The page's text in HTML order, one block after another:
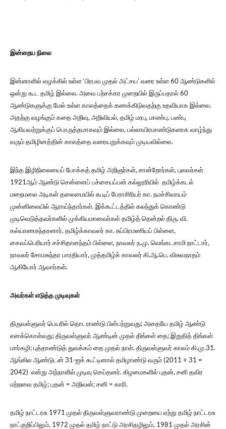
இன்றைய நிலை
இன்னாளில் வழக்கில் உள்ள ‘பிரபவ முதல் அட்சய’ வரை உள்ள 60 ஆண்டுகளில்
ஒன்று கூட தமிழ் இல்லை. அவை பற்சக்கர முறையில் இருப்பதால் 60
ஆண்டுகளுக்கு மேல் உள்ள காலத்தைக் கணக்கிடுவதற்கு உதவியாக இல்லை.
அதற்கு வழங்கும் கதை அறிவு, அறிவியல், தமிழ் மரபு, மாண்பு, பண்பு
ஆகியவற்றுக்குப் பொருத்தமாகவும் இல்லை, பல்லாயிரமாண்டுகளாக வாழ்ந்து
வரும் தமிழினத்தின் காலத்தை வரையறுக்கவும் முடியவில்லை.
இந்த இழிநிலையைப் போக்கத் தமிழ் அறிஞர்கள், சான்றோர்கள், புலவர்கள்
1921ஆம் ஆண்டு சென்னைப் பச்சையப்பன் கல்லூரியில் தமிழ்க்கடல்
மறைமலை அடிகள் தலைமையில் கூடிப் பேராசிரியர் கா. நமச்சிவாயம்
முன்னிலையில் ஆராய்ந்தார்கள். இக்கூட்டத்தில் கலந்துக் கொண்டு
முடிவெடுத்தவர்களில் முக்கியமானவர்கள் தமிழ்த் தென்றல் திரு. வி.
கல்யாணசுந்தரனார், தமிழ்க்காவலர் கா. சுப்பிரமணியப் பிள்ளை,
சைவப்பெரியார் சச்சிதானந்தம் பிள்ளை, நாவலர் ந.மு. வெங்கடசாமி நாட்டார்,
நாவலர் சோமசுந்தர பாரதியார், முத்தமிழ்க் காவலர் கி.ஆ.பெ. விசுவநாதம்
ஆகியோர் ஆவார்கள்.
அவர்கள் எடுத்தமுடிவுகள்
திருவள்ளுவர் பெயரில் தொடராண்டு பின்பற்றுவது; அதையே தமிழ் ஆண்டு
எனக்கொள்வது; திருவள்ளுவர் ஆண்டின் முதல் திங்கள் தை; இறுதித் திங்கள்
மார்கழி; புத்தாண்டுத் துவக்கம் தை முதல் நாள். திருவள்ளுவர் காலம் கி.மு.31.
ஆங்கில ஆண்டுடன் 31-ஐக் கூட்டினால் தமிழாண்டு வரும் (2011 + 31 =
2042) என்று அந்நாளில் முடிவு செய்தனர். கிழமைகளில் புதன், சனி தவிர
மற்றவை தமிழ்; புதன் = அறிவன்; சனி = காரி.
தமிழ் நாட்டரசு 1971 முதல் திருவள்ளுவராண்டு முறையை ஏற்று தமிழ் நாட்டரசு
நாட்குறிப்பிலும், 1972 முதல் தமிழ் நாட்டு அரசிதழிலும், 1981 முதல் அரசின்